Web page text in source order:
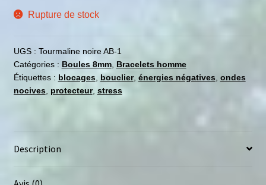
Rupture de stock
UGS : Tourmaline noire AB-1
Catégories : Boules 8mm, Bracelets homme
Étiquettes : blocages, bouclier, énergies négatives ondes
nocives, protecteur, stress
Description